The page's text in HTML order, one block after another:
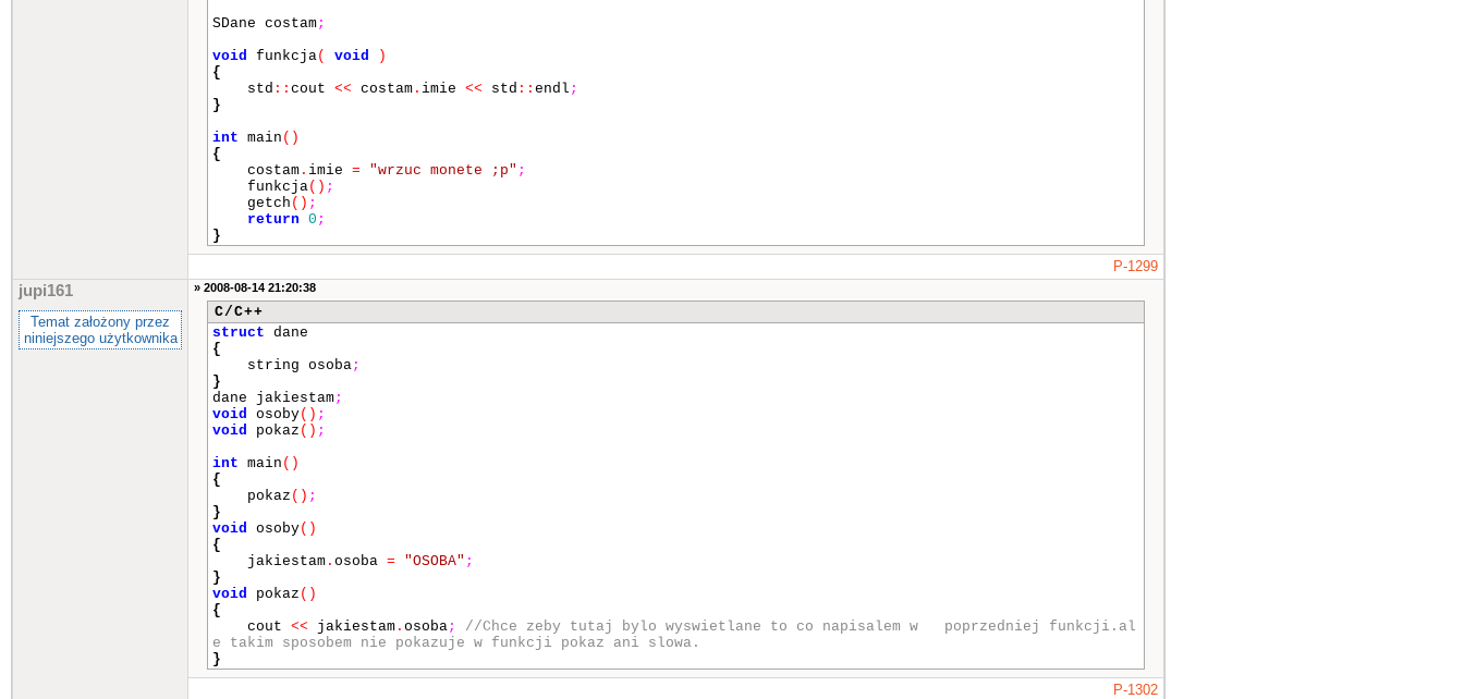
SDane costam;
void funkcja( void
)
{
std :: cout << costam . imie << std :: endl ;
}
int main ()
{
costam . imie = "wrzuc monete ;p" ;
funkcja() ;
getch () ;
return 0 ;
}
P-1299
jupi161
Temat założony przez
niniejszego użytkownika
» 2008-08-14 21:20:38
C/C++
struct dane
{
string osoba;
}
dane jakiestam;
void osoby() ;
void pokaz () ;
int main ()
{
pokaz () ;
}
void osoby()
{
jakiestam . osoba = "OSOBA" ;
}
void pokaz ()
{
cout << jakiestam . osoba;
//Chce zeby tutaj bylo wyswietlane to co napisalem w poprzedniej funkcji.al
e takim sposobem nie pokazuje w funkcji pokaz ani slowa.
}
P-1302